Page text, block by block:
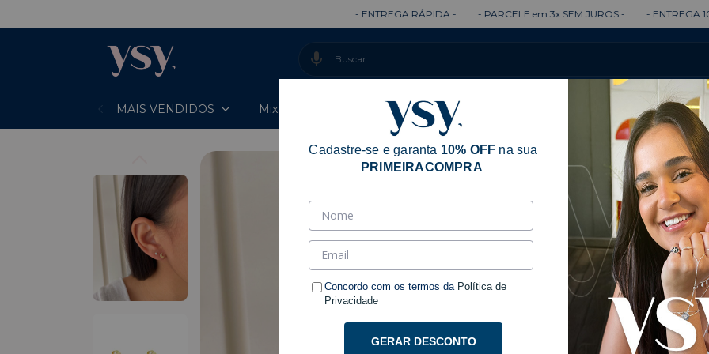
- ENTREGA RÁPIDA - - PARCELE em 3x SEM JUROS - - ENTREGA 100%
MAIS VENDIDOS Mixes Prontos Colares Pulseiras
Início
Cadastre-se e garanta 10% OFF na sua
PRIMEIRACOMPRA
Concordo com os termos da Política de
Privacidade
GERAR DESCONTO